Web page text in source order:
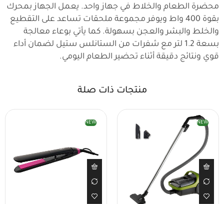
محضرة الطعام والخلاط في جهاز واحد. يعمل الجهاز بمحرك
بقوة 400 واط ويوفر مجموعة ملحقات تساعد على التقطيع
والخلط والبشر والعجن بسهولة. كما يأتي بوعاء معالجة
بسعة 1.2 لتر مع شفرات من الستانلس ستيل لضمان أداء
قوي ونتائج دقيقة أثناء تحضير الطعام اليومي.
منتجات ذات صلة
NEW
NEW